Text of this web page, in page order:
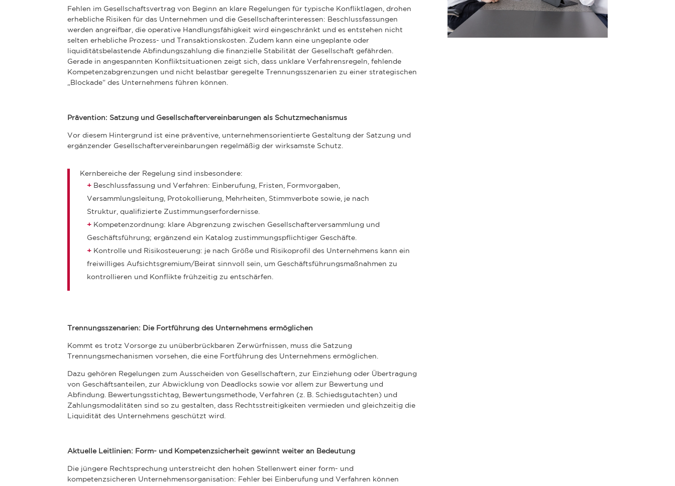
Fehlen im Gesellschaftsvertrag von Beginn an klare Regelungen für typische Konfliktlagen, drohen
erhebliche Risiken für das Unternehmen und die Gesellschafterinteressen: Beschlussfassungen
werden angreifbar, die operative Handlungsfähigkeit wird eingeschränkt und es entstehen nicht
selten erhebliche Prozess- und Transaktionskosten. Zudem kann eine ungeplante oder
liquiditätsbelastende Abfindungszahlung die finanzielle Stabilität der Gesellschaft gefährden.
Gerade in angespannten Konfliktsituationen zeigt sich, dass unklare Verfahrensregeln, fehlende
Kompetenzabgrenzungen und nicht belastbar geregelte Trennungsszenarien zu einer strategischen
„Blockade“ des Unternehmens führen können.
Prävention: Satzung und Gesellschaftervereinbarungen als Schutzmechanismus
Vor diesem Hintergrund ist eine präventive, unternehmensorientierte Gestaltung der Satzung und
ergänzender Gesellschaftervereinbarungen regelmäßig der wirksamste Schutz.
Kernbereiche der Regelung sind insbesondere:
Beschlussfassung und Verfahren: Einberufung, Fristen, Formvorgaben,
Versammlungsleitung, Protokollierung, Mehrheiten, Stimmverbote sowie, je nach
Struktur, qualifizierte Zustimmungserfordernisse.
Kompetenzordnung: klare Abgrenzung zwischen Gesellschafterversammlung und
Geschäftsführung; ergänzend ein Katalog zustimmungspflichtiger Geschäfte.
Kontrolle und Risikosteuerung: je nach Größe und Risikoprofil des Unternehmens kann ein
freiwilliges Aufsichtsgremium/Beirat sinnvoll sein, um Geschäftsführungsmaßnahmen zu
kontrollieren und Konflikte frühzeitig zu entschärfen.
Trennungsszenarien: Die Fortführung des Unternehmens ermöglichen
Kommt es trotz Vorsorge zu unüberbrückbaren Zerwürfnissen, muss die Satzung
Trennungsmechanismen vorsehen, die eine Fortführung des Unternehmens ermöglichen.
Dazu gehören Regelungen zum Ausscheiden von Gesellschaftern, zur Einziehung oder Übertragung
von Geschäftsanteilen, zur Abwicklung von Deadlocks sowie vor allem zur Bewertung und
Abfindung. Bewertungsstichtag, Bewertungsmethode, Verfahren (z. B. Schiedsgutachten) und
Zahlungsmodalitäten sind so zu gestalten, dass Rechtsstreitigkeiten vermieden und gleichzeitig die
Liquidität des Unternehmens geschützt wird.
Aktuelle Leitlinien: Form- und Kompetenzsicherheit gewinnt weiter an Bedeutung
Die jüngere Rechtsprechung unterstreicht den hohen Stellenwert einer form- und
kompetenzsicheren Unternehmensorganisation: Fehler bei Einberufung und Verfahren können